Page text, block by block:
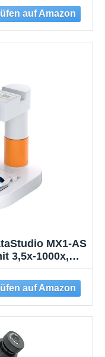
Blanc, 40x-
MX1-AS
3,5x-1000x,
iPad